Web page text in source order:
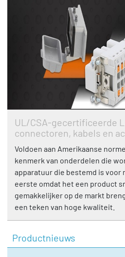
UL/CSA-gecertificeerde
connectoren, kabels en
Voldoen aan Amerikaanse
kenmerk van onderdelen die
apparatuur die bestemd is voor
eerste omdat het een product
gemakkelijker op de markt
een teken van hoge kwaliteit.
Productnieuws